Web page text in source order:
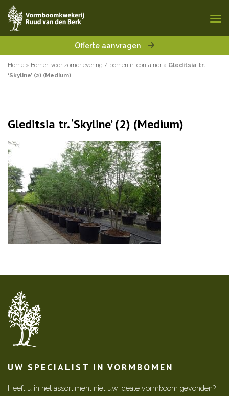
Offerte aanvragen
Home » Bomen voor zomerlevering / bomen in container » Gleditsia tr.
‘Skyline’ (2) (Medium)
Gleditsia tr. ‘Skyline’ (2) (Medium)
UW SPECIALIST IN VORMBOMEN
Heeft u in het assortiment niet uw ideale vormboom gevonden?